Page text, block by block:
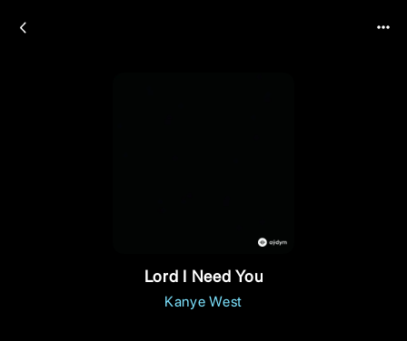
Lord I Need You
Kanye West